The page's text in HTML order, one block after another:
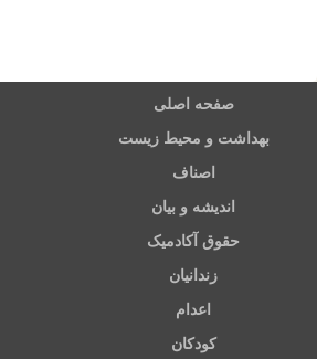
صفحه اصلی
بهداشت و محیط زیست
اصناف
اندیشه و بیان
حقوق آکادمیک
زندانیان
اعدام
کودکان